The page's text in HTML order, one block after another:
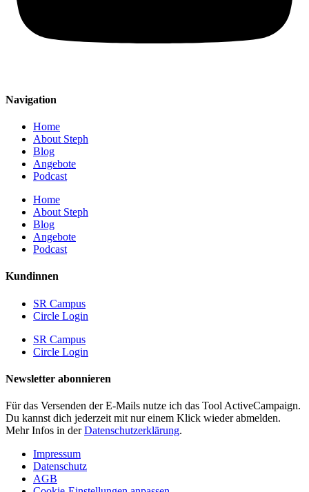
Navigation
Home
About Steph
Blog
Angebote
Podcast
Home
About Steph
Blog
Angebote
Podcast
Kundinnen
SR Campus
Circle Login
SR Campus
Circle Login
Newsletter abonnieren
Für das Versenden der E-Mails nutze ich das Tool ActiveCampaign.
Du kannst dich jederzeit mit nur einem Klick wieder abmelden.
Mehr Infos in derDatenschutzerklärung.
Impressum
Datenschutz
AGB